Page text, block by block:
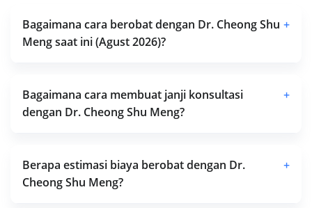
Bagaimana cara berobat dengan Dr. Cheong Shu
Meng saat ini (Agust 2026)?
+
Bagaimana cara membuat janji konsultasi
dengan Dr. Cheong Shu Meng?
+
Berapa estimasi biaya berobat dengan Dr.
Cheong Shu Meng?
+